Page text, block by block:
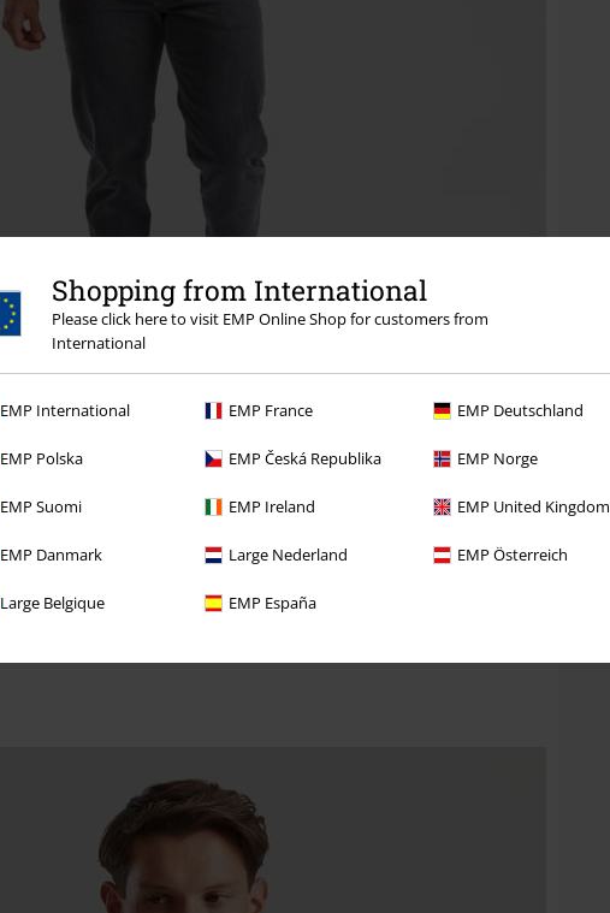
Shopping from International
Please click here to visit EMP Online Shop for customers from
International
EMP International EMP France EMP Deutschland
EMP Polska EMP Česká Republika EMP Norge
EMP Suomi EMP Ireland EMP United Kingdom
EMP Danmark Large Nederland EMP Österreich
Large Belgique EMP España